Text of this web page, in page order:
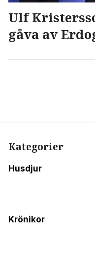
Ulf
gåva av
Kategorier
Husdjur
Krönikor